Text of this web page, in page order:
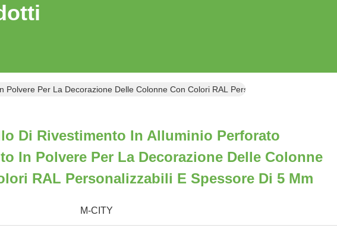
Per La Decorazione Delle Colonne Con Colori RAL Personalizzabili E Spessore
Di Rivestimento In Alluminio Perforato
In Polvere Per La Decorazione Delle Colonne
RAL Personalizzabili E Spessore Di 5 Mm
M-CITY